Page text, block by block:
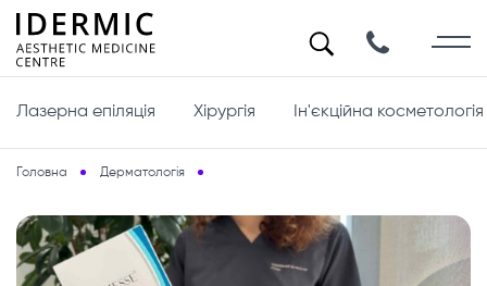
Лазерна епіляція Хірургія Ін'єкційна косметологія
Головна Дерматологія